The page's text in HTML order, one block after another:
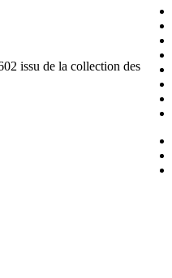
issu de la collection des